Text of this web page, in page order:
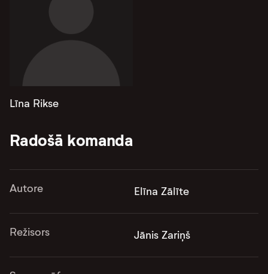
Līna Rikse
Radošā komanda
Autore Elīna Zālīte
Režisors Jānis Zariņš